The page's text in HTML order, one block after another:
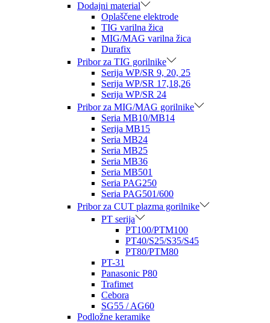
Dodajni material
Oplaščene elektrode
TIG varilna žica
MIG/MAG varilna žica
Durafix
Pribor za TIG gorilnike
Serija WP/SR 9, 20, 25
Serija WP/SR 17,18,26
Serija WP/SR 24
Pribor za MIG/MAG gorilnike
Seria MB10/MB14
Serija MB15
Seria MB24
Seria MB25
Seria MB36
Seria MB501
Seria PAG250
Seria PAG501/600
Pribor za CUT plazma gorilnike
PT serija
PT100/PTM100
PT40/S25/S35/S45
PT80/PTM80
PT-31
Panasonic P80
Trafimet
Cebora
SG55 / AG60
Podložne keramike